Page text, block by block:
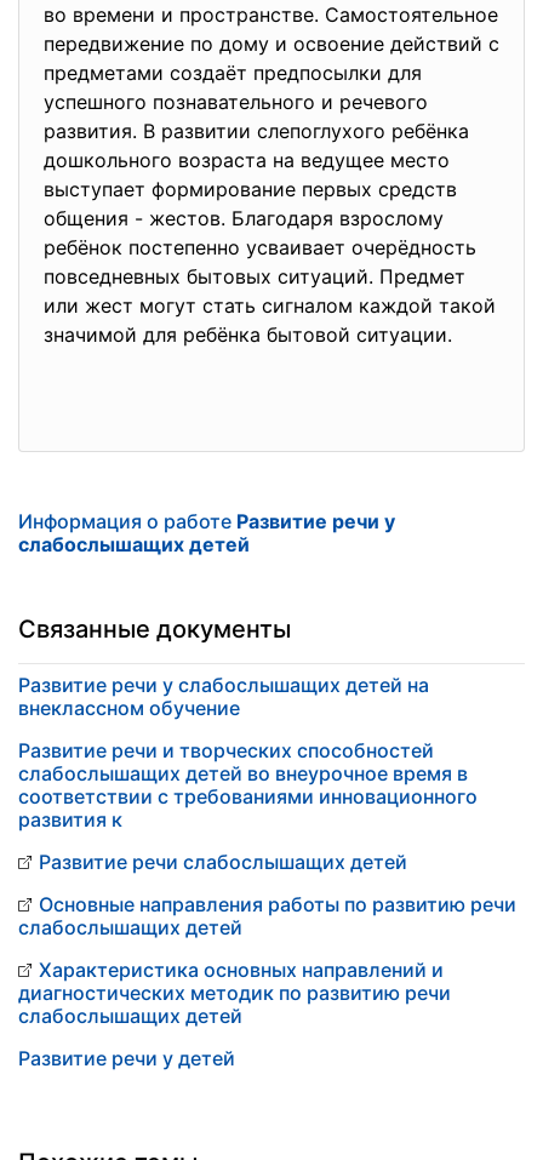
во времени и пространстве. Самостоятельное
передвижение по дому и освоение действий с
предметами создаёт предпосылки для
успешного познавательного и речевого
развития. В развитии слепоглухого ребёнка
дошкольного возраста на ведущее место
выступает формирование первых средств
общения - жестов. Благодаря взрослому
ребёнок постепенно усваивает очерёдность
повседневных бытовых ситуаций. Предмет
или жест могут стать сигналом каждой такой
значимой для ребёнка бытовой ситуации.
Информация о работе Развитие речи у
слабослышащих детей
Связанные документы
Развитие речи у слабослышащих детей на
внеклассном обучение
Развитие речи и творческих способностей
слабослышащих детей во внеурочное время в
соответствии с требованиями инновационного
развития к
Развитие речи слабослышащих детей
Основные направления работы по развитию речи
слабослышащих детей
Характеристика основных направлений и
диагностических методик по развитию речи
слабослышащих детей
Развитие речи у детей